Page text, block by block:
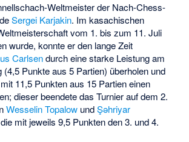
Weltmeister der Nach-Chess-
Sergei Karjakin. Im kasachischen
vom 1. bis zum 11. Juli
wurde, konnte er den lange Zeit
Carlsendurch eine starke Leistung am
(4,5 Punkte aus 5 Partien) überholen und
11,5 Punkten aus 15 Partien einen
dieser beendete das Turnier auf dem 2.
Wesselin Topalow undŞəhriyar
mit jeweils 9,5 Punkten den 3. und 4.